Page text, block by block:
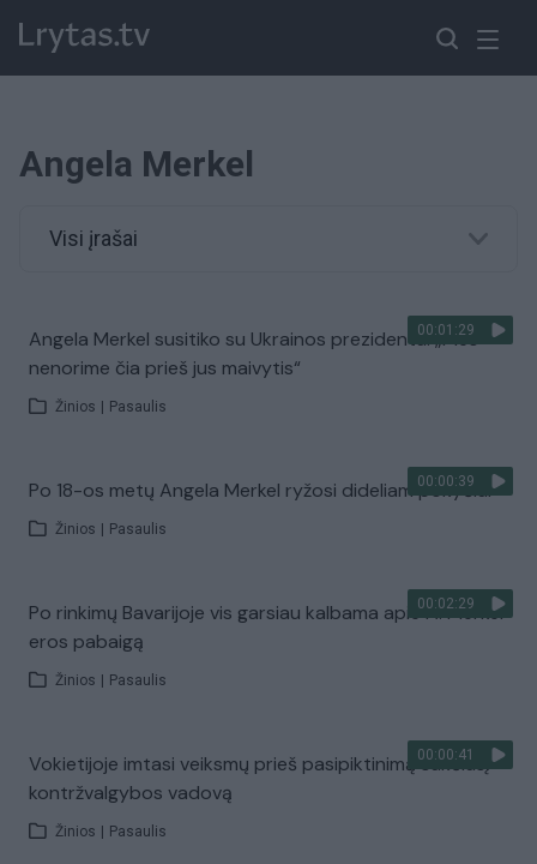
Angela Merkel
Visi įrašai
00:01:29
Angela Merkel susitiko su Ukrainos prezidentu: „Mes
nenorime čia prieš jus maivytis“
Žinios Pasaulis
00:00:39
Po 18-os metų Angela Merkel ryžosi dideliam pokyčiui
Žinios Pasaulis
00:02:29
Po rinkimų Bavarijoje vis garsiau kalbama apie A. Merkel
eros pabaigą
Žinios Pasaulis
00:00:41
Vokietijoje imtasi veiksmų prieš pasipiktinimą sukėlusį
kontržvalgybos vadovą
Žinios Pasaulis